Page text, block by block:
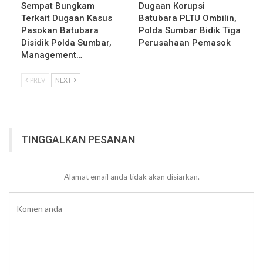
Sempat Bungkam
Terkait Dugaan Kasus
Pasokan Batubara
Disidik Polda Sumbar,
Management…
Dugaan Korupsi
Batubara PLTU Ombilin,
Polda Sumbar Bidik Tiga
Perusahaan Pemasok
PREV NEXT
TINGGALKAN PESANAN
Alamat email anda tidak akan disiarkan.